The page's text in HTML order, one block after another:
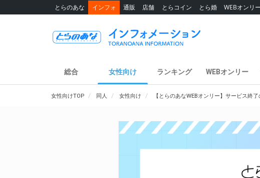
とらのあな インフォ 通販 店舗 とらコイン とら婚 WEBオンリー
総合 女性向け ランキング WEBオンリー
女性向けTOP 同人 女性向け 【とらのあなWEBオンリー】サービス終